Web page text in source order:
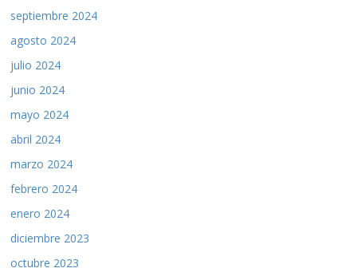
septiembre 2024
agosto 2024
julio 2024
junio 2024
mayo 2024
abril 2024
marzo 2024
febrero 2024
enero 2024
diciembre 2023
octubre 2023